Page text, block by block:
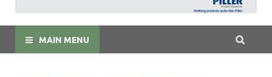
MAIN MENU